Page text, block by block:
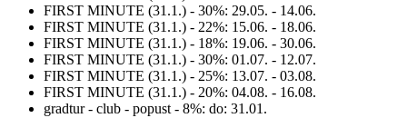
FIRST MINUTE (31.1.) - 30%: 29.05. - 14.06.
FIRST MINUTE (31.1.) - 22%: 15.06. - 18.06.
FIRST MINUTE (31.1.) - 18%: 19.06. - 30.06.
FIRST MINUTE (31.1.) - 30%: 01.07. - 12.07.
FIRST MINUTE (31.1.) - 25%: 13.07. - 03.08.
FIRST MINUTE (31.1.) - 20%: 04.08. - 16.08.
gradtur - club - popust - 8%: do: 31.01.